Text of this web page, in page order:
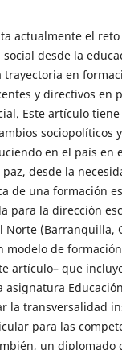
actualmente el reto
desde la
trayectoria en
y directivos en
Este artículo
sociopolíticos
en el país en
desde la
de una formación
para la dirección
Norte (Barranquilla,
modelo de
artículo– que
asignatura
la transversalidad
para las
un diplomado